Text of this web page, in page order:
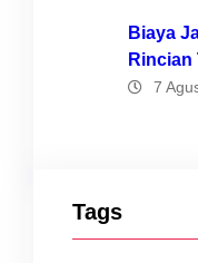
Biaya
Rincian
7
Tags